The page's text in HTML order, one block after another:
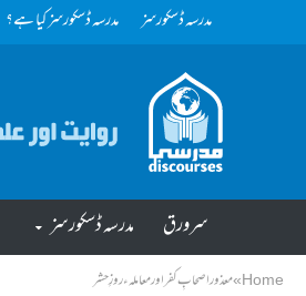
مدرسہ ڈسکورسز مدرسہ ڈسکورسز کیا ہے؟
سرورق مدرسہ ڈسکورسز
Home
»معذور اصحابِ کفر اور معاملہء روزِ حشر